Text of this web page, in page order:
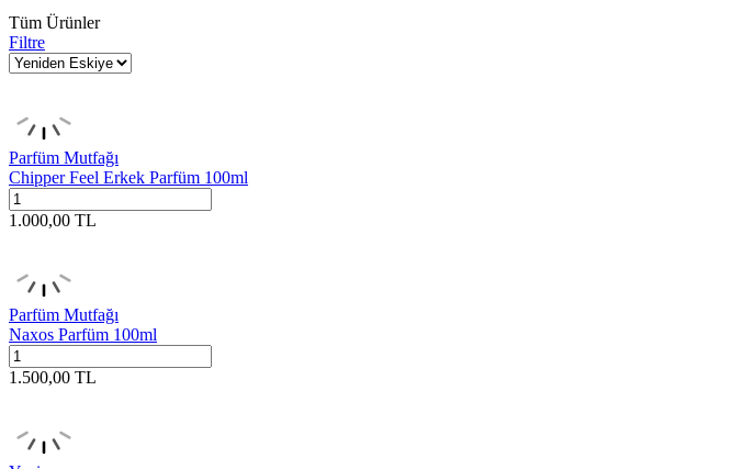
Tüm Ürünler
Filtre
Parfüm Mutfağı
Chipper Feel Erkek Parfüm 100ml
1.000,00 TL
Parfüm Mutfağı
Naxos Parfüm 100ml
1.500,00 TL